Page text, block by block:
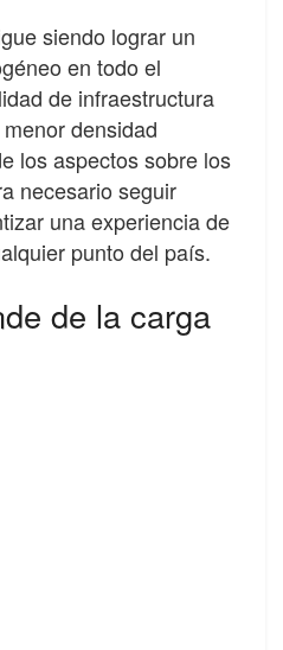
siendo lograr un
en todo el
de infraestructura
densidad
los aspectos sobre los
necesario seguir
una experiencia de
punto del país.
de la carga